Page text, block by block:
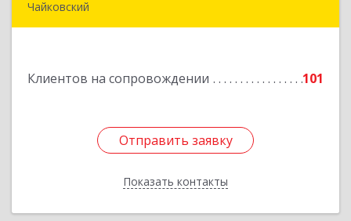
Чайковский
Клиентов на сопровождении 101
Отправить заявку
Показать контакты
Подробнее
Отправить заявку
Назад